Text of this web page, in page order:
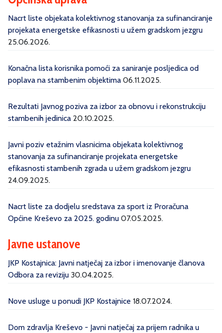
Nacrt liste objekata kolektivnog stanovanja za sufinanciranje
projekata energetske efikasnosti u užem gradskom jezgru
25.06.2026.
Konačna lista korisnika pomoći za saniranje posljedica od
poplava na stambenim objektima 06.11.2025.
Rezultati Javnog poziva za izbor za obnovu i rekonstrukciju
stambenih jedinica 20.10.2025.
Javni poziv etažnim vlasnicima objekata kolektivnog
stanovanja za sufinanciranje projekata energetske
efikasnosti stambenih zgrada u užem gradskom jezgru
24.09.2025.
Nacrt liste za dodjelu sredstava za sport iz Proračuna
Općine Kreševo za 2025. godinu 07.05.2025.
Javne ustanove
JKP Kostajnica: Javni natječaj za izbor i imenovanje članova
Odbora za reviziju 30.04.2025.
Nove usluge u ponudi JKP Kostajnice 18.07.2024.
Dom zdravlja Kreševo - Javni natječaj za prijem radnika u